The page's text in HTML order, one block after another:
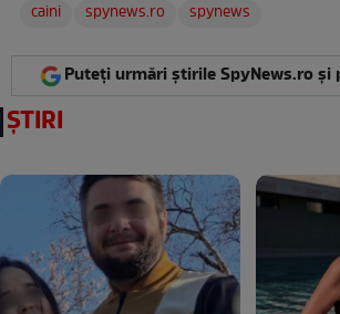
caini
spynews.ro spynews
Puteți urmări știrile SpyNews.ro și
ȘTIRI